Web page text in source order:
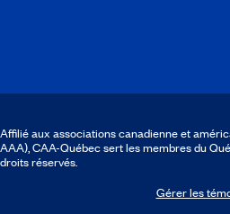
Affilié aux associations canadienne et
AAA), CAA-Québec sert les membres du
droits réservés.
Gérer les